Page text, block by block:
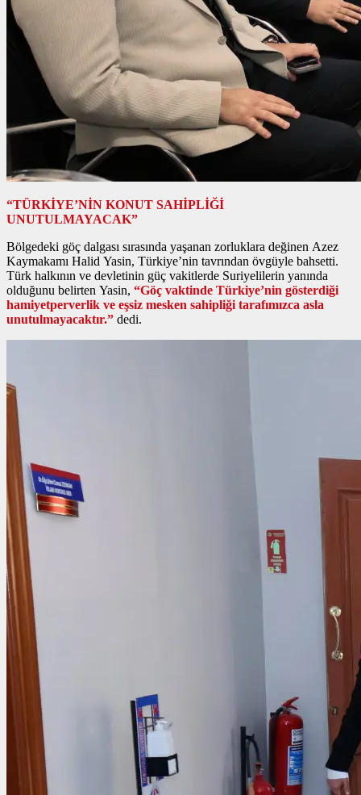
“TÜRKİYE’NİN KONUT SAHİPLİĞİ
UNUTULMAYACAK”
Bölgedeki göç dalgası sırasında yaşanan zorluklara değinen Azez
Kaymakamı Halid Yasin, Türkiye’nin tavrından övgüyle bahsetti.
Türk halkının ve devletinin güç vakitlerde Suriyelilerin yanında
olduğunu belirten Yasin, “Göç vaktinde Türkiye’nin gösterdiği
hamiyetperverlik ve eşsiz mesken sahipliği tarafımızca asla
unutulmayacaktır.” dedi.